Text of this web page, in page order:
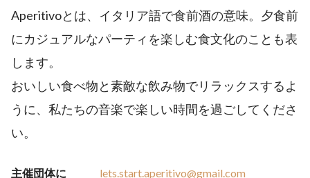
Aperitivoとは、イタリア語で食前酒の意味。夕食前
にカジュアルなパーティを楽しむ食文化のことも表
します。
おいしい食べ物と素敵な飲み物でリラックスするよ
うに、私たちの音楽で楽しい時間を過ごしてくださ
い。
主催団体に
lets.start.aperitivo@gmail.com